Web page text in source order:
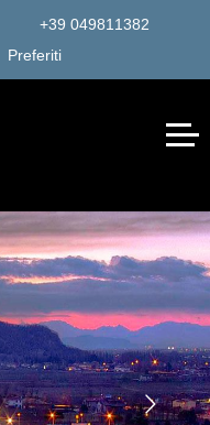
+39 049811382
Preferiti